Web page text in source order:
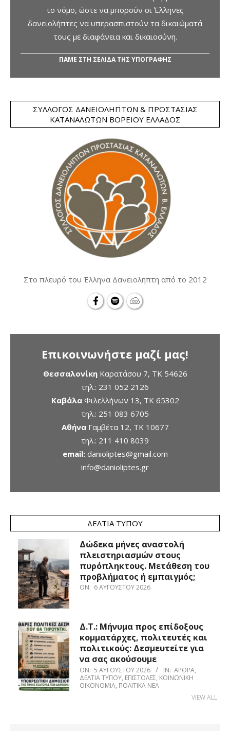
το νόμο, ώστε να μπορούν οι Έλληνες
δανειολήπτες να υπερασπιστούν τα δικαιώματά
τους με διαφάνεια και δικαιοσύνη.
ΠΑΜΕ ΣΤΗ ΣΕΛΙΔΑ ΤΗΣ ΥΠΟΓΡΑΦΗΣ
ΣΎΛΛΟΓΟΣ ΔΑΝΕΙΟΛΗΠΤΏΝ & ΠΡΟΣΤΑΣΊΑΣ
ΚΑΤΑΝΑΛΩΤΏΝ ΒΟΡΕΊΟΥ ΕΛΛΆΔΟΣ
Στο πλευρό του Έλληνα Δανειολήπτη από το 2012
Επικοινωνήστε μαζί μας!
ΘεσσαλονίκηΚαρατάσου 7, TK 54626
τηλ.: 231 052 2126
ΚαβάλαΦιλελλήνων 13, ΤΚ 65302
τηλ.: 251 083 6705
ΑθήναΓαμβέτα 12, ΤΚ 10677
τηλ.: 211 410 8039
email: danioliptes@gmail.com
info@danioliptes.gr
ΔΕΛΤΊΑ ΤΎΠΟΥ
Δώδεκα μήνες αναστολή
πλειστηριασμών στους
πυρόπληκτους. Μετάθεση του
προβλήματος ή εμπαιγμός;
ON: 6 ΑΥΓΟΎΣΤΟΥ 2026
Δ.Τ.: Μήνυμα προς επίδοξους
κομματάρχες, πολιτευτές και
πολιτικούς: Δεσμευτείτε για
να σας ακούσουμε
ON: 5 ΑΥΓΟΎΣΤΟΥ 2026 IN: ΆΡΘΡΑ,
ΔΕΛΤΊΑ ΤΎΠΟΥ, ΕΠΙΣΤΟΛΈΣ, ΚΟΙΝΩΝΙΚΉ
ΟΙΚΟΝΟΜΊΑ, ΠΟΛΙΤΙΚΆ ΝΈΑ
VIEW ALL